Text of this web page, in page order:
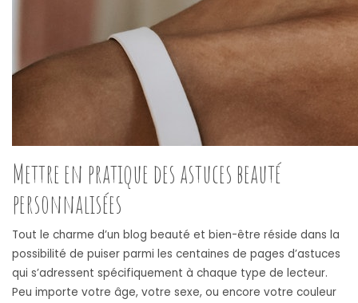
Mettre en pratique des astuces beauté
personnalisées
Tout le charme d’un blog beauté et bien-être réside dans la
possibilité de puiser parmi les centaines de pages d’astuces
qui s’adressent spécifiquement à chaque type de lecteur.
Peu importe votre âge, votre sexe, ou encore votre couleur